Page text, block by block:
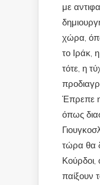
με
χώρα,
το Ιράκ,
τότε, η
Έπρεπε
όπως
τώρα θα
Κούρδοι,
παίξουν